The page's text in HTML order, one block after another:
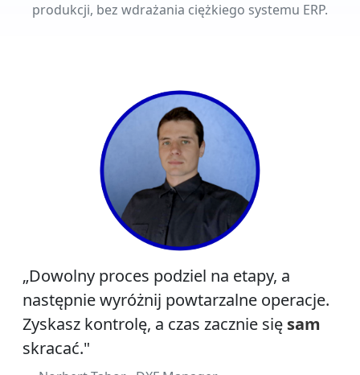
produkcji, bez wdrażania ciężkiego systemu ERP.
„Dowolny proces podziel na etapy, a
następnie wyróżnij powtarzalne operacje.
Zyskasz kontrolę, a czas zacznie się sam
skracać."